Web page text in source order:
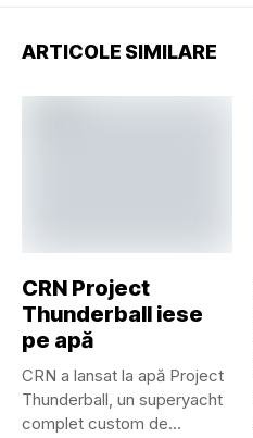
ARTICOLE SIMILARE
CRN Project
Thunderball iese
pe apă
CRN a lansat la apă Project
Thunderball, un superyacht
complet custom de...